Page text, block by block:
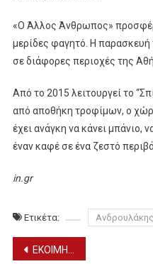
«Ο Άλλος Άνθρωπος»
μερίδες φαγητό. Η παρασκευή
σε διάφορες περιοχές της
Από το 2015 λειτουργεί το
από αποθήκη τροφίμων, ο
έχει ανάγκη να κάνει μπάνιο,
έναν καφέ σε ένα ζεστό
in.gr
Ετικέτα:
Πλοήγηση
ΕΚΟΙΜΗΘΗ Ο ΠΡΩΤΟΠΡΕΣΒΥΤΕΡΟΣ ΠΑΝΤΕΛΕΗΜΩΝ ΚΟΥΤΣΟΡΑΚΗΣ